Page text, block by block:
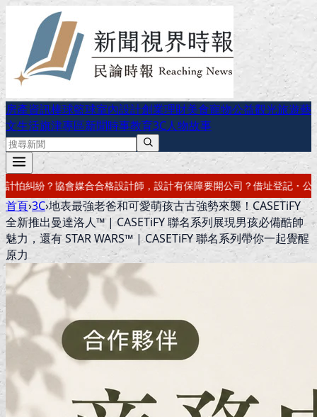
房產資訊棒球籃球室內設計創業理財美食寵物公益觀光旅遊藝
文生活旗津專區新聞時事教育3C人物故事
要開公司？借址登記・公司設立・工商登記一次辦好記帳報稅・節稅
首頁›3C›地表最強老爸和可愛萌孩古古強勢來襲！CASETiFY
全新推出曼達洛人™ | CASETiFY 聯名系列展現男孩必備酷帥
魅力，還有 STAR WARS™ | CASETiFY 聯名系列帶你一起覺醒
原力